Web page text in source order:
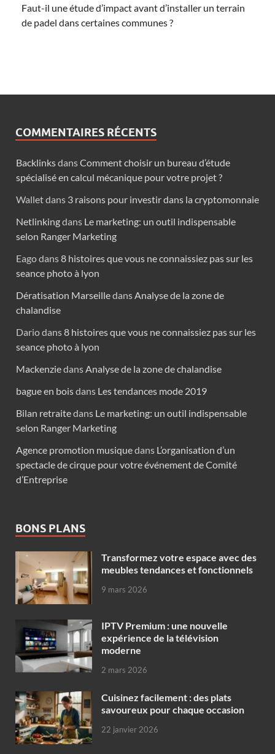
Faut-il une étude d’impact avant d’installer un terrain
de padel dans certaines communes ?
COMMENTAIRES RÉCENTS
BacklinksdansComment choisir un bureau d’étude
spécialisé en calcul mécanique pour votre projet ?
Walletdans 3 raisons pour investir dans la cryptomonnaie
Netlinkingdans Le marketing: un outil indispensable
selon Ranger Marketing
Eagodans8 histoires que vous ne connaissiez pas sur les
seance photo à lyon
Dératisation MarseilledansAnalyse de la zone de
chalandise
Dariodans8 histoires que vous ne connaissiez pas sur les
seance photo à lyon
MackenziedansAnalyse de la zone de chalandise
bague en boisdans Les tendances mode 2019
Bilan retraitedans Le marketing: un outil indispensable
selon Ranger Marketing
Agence promotion musiquedans L’organisation d’un
spectacle de cirque pour votre événement de Comité
d’Entreprise
BONS PLANS
Transformez votre espace avec des
meubles tendances et fonctionnels
9 mars 2026
IPTV Premium : une nouvelle
expérience de la télévision
moderne
2 mars 2026
Cuisinez facilement : des plats
savoureux pour chaque occasion
22 janvier 2026